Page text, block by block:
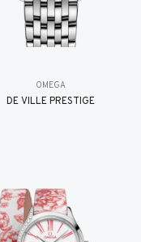
OMEGA
DE VILLE PRESTIGE